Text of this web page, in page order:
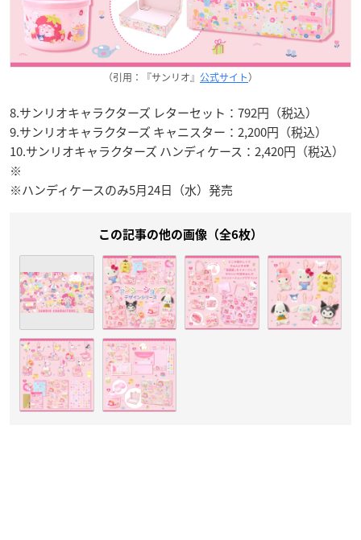
（引用：『サンリオ』 公式サイト）
8.サンリオキャラクターズ レターセット：792円（税込）
9.サンリオキャラクターズ キャニスター：2,200円（税込）
10.サンリオキャラクターズ ハンディケース：2,420円（税込）
※
※ハンディケースのみ5月24日（水）発売
この記事の他の画像（全6枚）